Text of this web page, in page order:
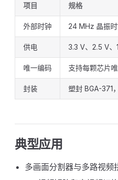
项目 规格
外部时钟 24 MHz 晶振
供电 3.3 V、2.5 V、
唯一编码 支持每颗芯片
封装 塑封 BGA-371，
典型应用
多画面分割器与多路视频